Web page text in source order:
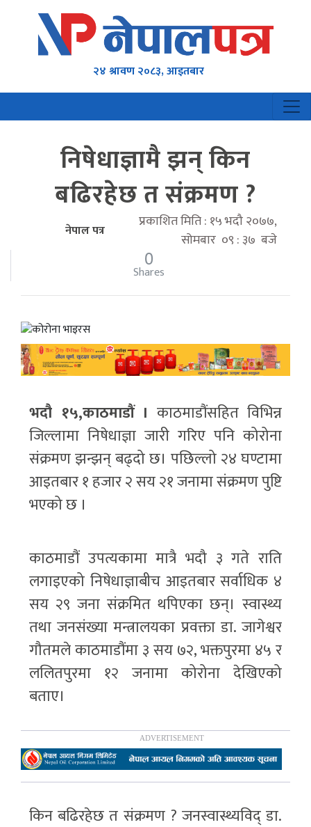
२४ श्रावण २०८३, आइतबार
निषेधाज्ञामै झन् किन
बढिरहेछ त संक्रमण ?
नेपाल पत्र
प्रकाशित मिति : १५ भदौ २०७७,
सोमबार ०९ : ३७ बजे
0
Shares
भदौ १५,काठमाडौं । काठमाडौंसहित विभिन्न
जिल्लामा निषेधाज्ञा जारी गरिए पनि कोरोना
संक्रमण झन्झन् बढ्दो छ। पछिल्लो २४ घण्टामा
आइतबार १ हजार २ सय २१ जनामा संक्रमण पुष्टि
भएको छ ।
काठमाडौं उपत्यकामा मात्रै भदौ ३ गते राति
लगाइएको निषेधाज्ञाबीच आइतबार सर्वाधिक ४
सय २९ जना संक्रमित थपिएका छन्। स्वास्थ्य
तथा जनसंख्या मन्त्रालयका प्रवक्ता डा. जागेश्वर
गौतमले काठमाडौंमा ३ सय ७२, भक्तपुरमा ४५ र
ललितपुरमा १२ जनामा कोरोना देखिएको
बताए।
किन बढिरहेछ त संक्रमण ? जनस्वास्थ्यविद् डा.